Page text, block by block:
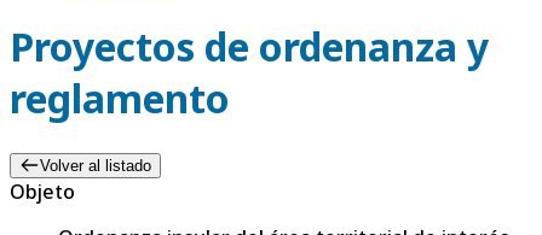
Proyectos de ordenanza y
reglamento
Volver al listado
Objeto